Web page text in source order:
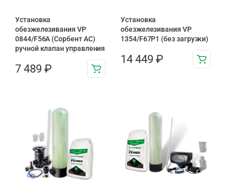
Установка
обезжелезивания VP
0844/F56A (Сорбент АС)
ручной клапан управления
7 489 ₽
Установка
обезжелезивания VP
1354/F67P1 (без загрузки)
14 449 ₽